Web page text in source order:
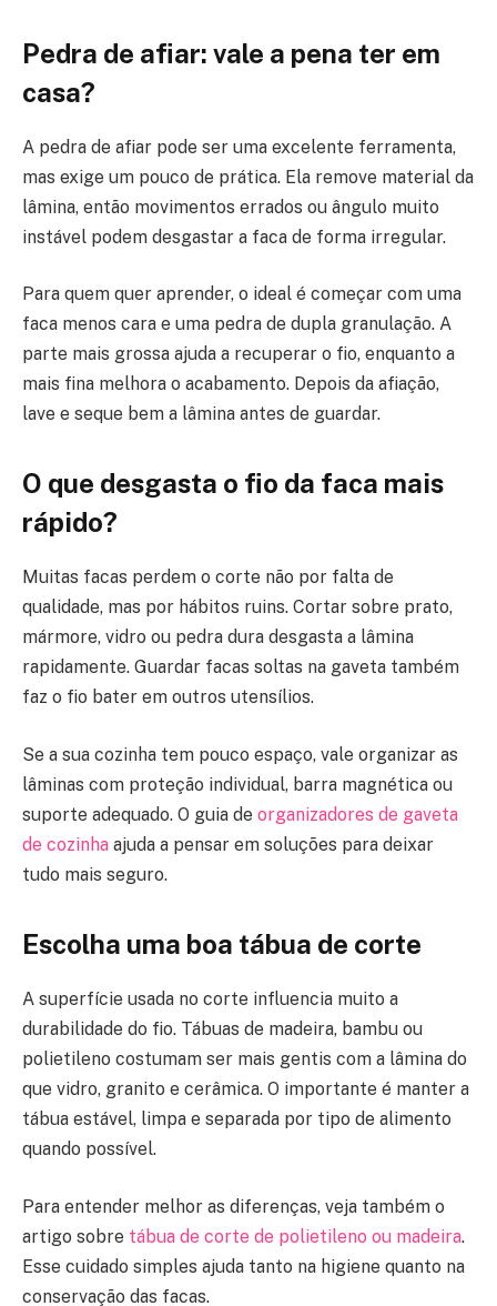
Pedra de afiar: vale a pena ter em
casa?
A pedra de afiar pode ser uma excelente ferramenta,
mas exige um pouco de prática. Ela remove material da
lâmina, então movimentos errados ou ângulo muito
instável podem desgastar a faca de forma irregular.
Para quem quer aprender, o ideal é começar com uma
faca menos cara e uma pedra de dupla granulação. A
parte mais grossa ajuda a recuperar o fio, enquanto a
mais fina melhora o acabamento. Depois da afiação,
lave e seque bem a lâmina antes de guardar.
O que desgasta o fio da faca mais
rápido?
Muitas facas perdem o corte não por falta de
qualidade, mas por hábitos ruins. Cortar sobre prato,
mármore, vidro ou pedra dura desgasta a lâmina
rapidamente. Guardar facas soltas na gaveta também
faz o fio bater em outros utensílios.
Se a sua cozinha tem pouco espaço, vale organizar as
lâminas com proteção individual, barra magnética ou
suporte adequado. O guia de organizadores de gaveta
de cozinha ajuda a pensar em soluções para deixar
tudo mais seguro.
Escolha uma boa tábua de corte
A superfície usada no corte influencia muito a
durabilidade do fio. Tábuas de madeira, bambu ou
polietileno costumam ser mais gentis com a lâmina do
que vidro, granito e cerâmica. O importante é manter a
tábua estável, limpa e separada por tipo de alimento
quando possível.
Para entender melhor as diferenças, veja também o
artigo sobre tábua de corte de polietileno ou madeira.
Esse cuidado simples ajuda tanto na higiene quanto na
conservação das facas.